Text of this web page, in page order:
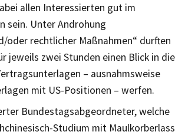
allen Interessierten gut im
sein. Unter Androhung
oder rechtlicher Maßnahmen“ durften
jeweils zwei Stunden einen Blick in die
– ausnahmsweise
mit US-Positionen – werfen.
Bundestagsabgeordneter, welche
Studium mit Maulkorberlass